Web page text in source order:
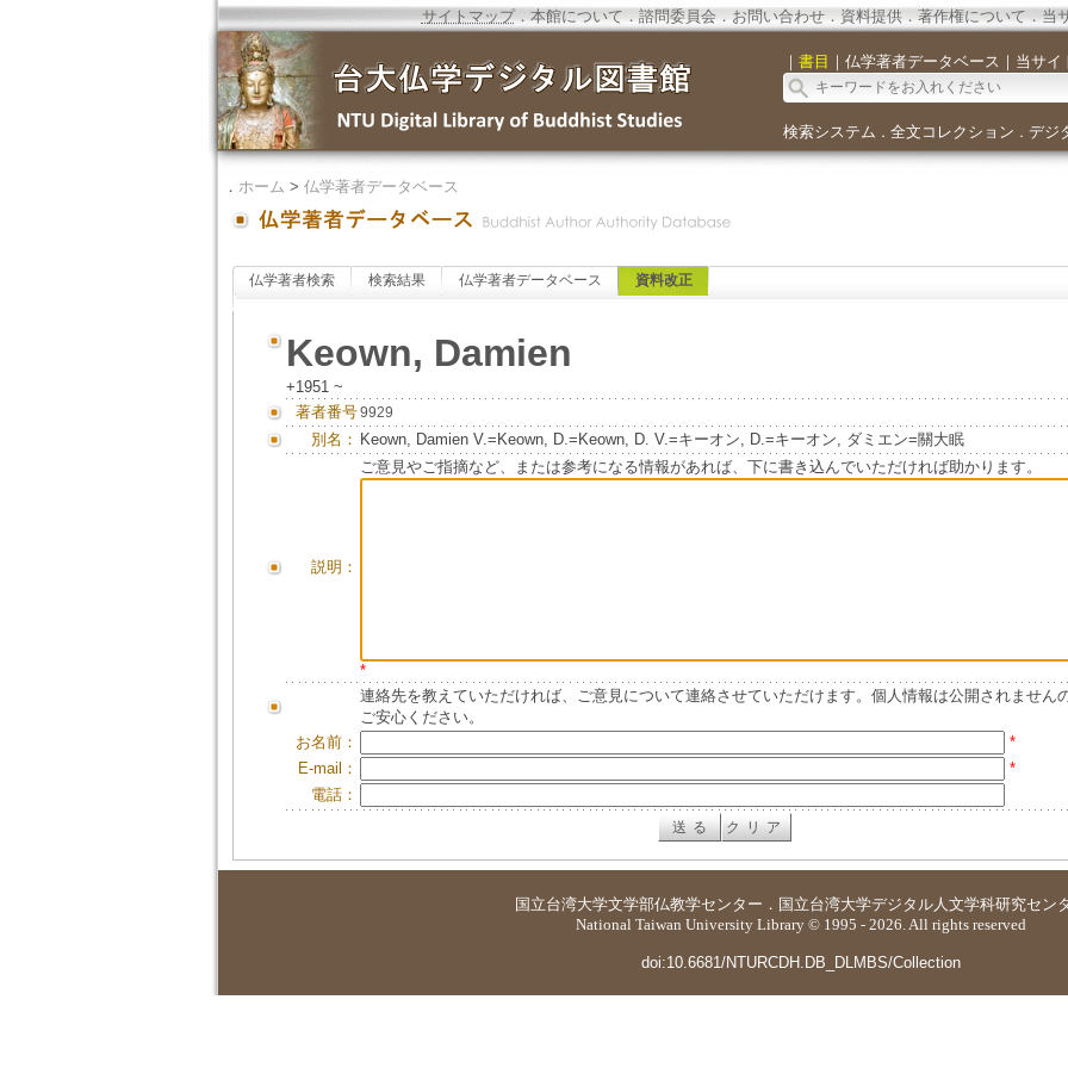
サイトマップ．本館について．諮問委員会． お問い合わせ． 資料提供．著作権について．当
｜ 書目 ｜ 仏学著者データベース ｜ 当サイ
検索システム ． 全文コレクション ． デジ
． ホーム > 仏学著者データベース
仏学著者検索 検索結果 仏学著者データベース 資料改正
Keown, Damien
+1951 ~
著者番号9929
別名： Keown, Damien V.=Keown, D.=Keown, D. V.=キーオン, D.=キーオン, ダミエン=關大眠
説明：
ご意見やご指摘など、または参考になる情報があれば、下に書き込んでいただければ助かります。
*
連絡先を教えていただければ、ご意見について連絡させていただけます。個人情報は公開されません
ご安心ください。
お名前：
*
E-mail：
*
電話：
国立台湾大学文学部仏教学センター ． 国立台湾大学デジタル人文学科研究セン
National Taiwan University Library © 1995 - 2026. All rights reserved
doi:10.6681/NTURCDH.DB_DLMBS/Collection